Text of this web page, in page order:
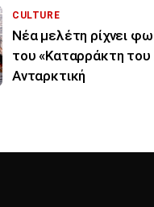
CULTURE
Νέα μελέτη ρίχνει
του «Καταρράκτη του
Ανταρκτική